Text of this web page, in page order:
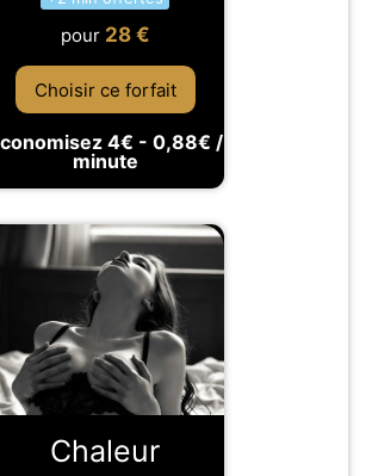
pour 28 €
Choisir ce forfait
4€ - 0,88€ /
minute
Chaleur